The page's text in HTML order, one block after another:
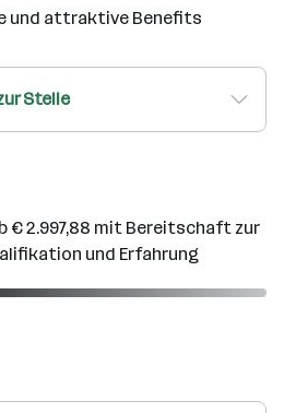
und attraktive Benefits
Stelle
2.997,88 mit Bereitschaft zur
und Erfahrung